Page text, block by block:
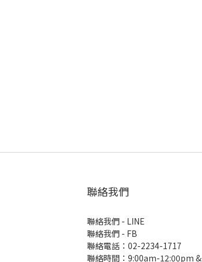
聯絡我們
聯絡我們 - LINE
聯絡我們 - FB
聯絡電話：02-2234-1717
聯絡時間：9:00am-12:00pm